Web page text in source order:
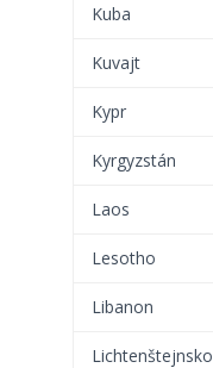
Kuba
Kuvajt
Kypr
Kyrgyzstán
Laos
Lesotho
Libanon
Lichtenštejnsko